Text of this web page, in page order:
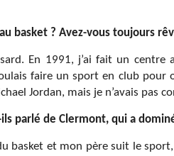
basket ? Avez-vous toujours
En 1991, j’ai fait un
faire un sport en club pour
Jordan, mais je n’avais pas
parlé de Clermont, qui a
basket et mon père suit le